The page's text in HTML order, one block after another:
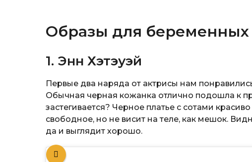
Образы для беременных
1. Энн Хэтэуэй
Первые два наряда от актрисы нам
Обычная черная кожанка отлично подошла к
застегивается? Черное платье с сотами
свободное, но не висит на теле, как мешок.
да и выглядит хорошо.